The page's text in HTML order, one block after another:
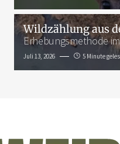
Wildzählung aus
Erhebungsmethode
Juli 13, 2026 5 Minute